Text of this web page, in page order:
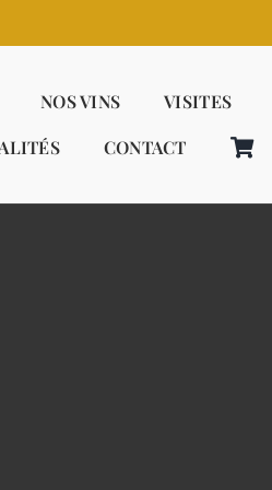
NOS VINS
VISITES
CONTACT